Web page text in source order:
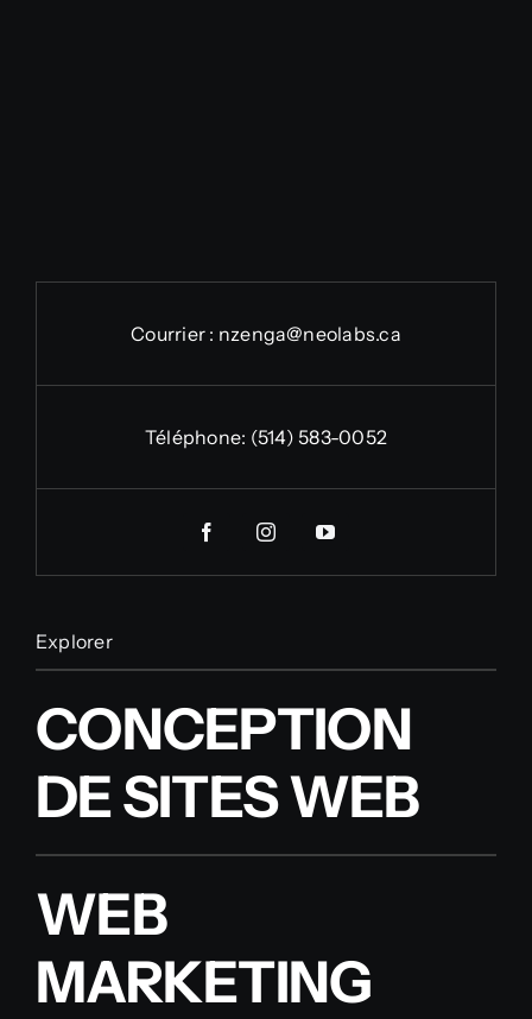
Courrier : nzenga@neolabs.ca
Téléphone: (514) 583-0052
Explorer
CONCEPTION
DE SITES WEB
WEB
MARKETING